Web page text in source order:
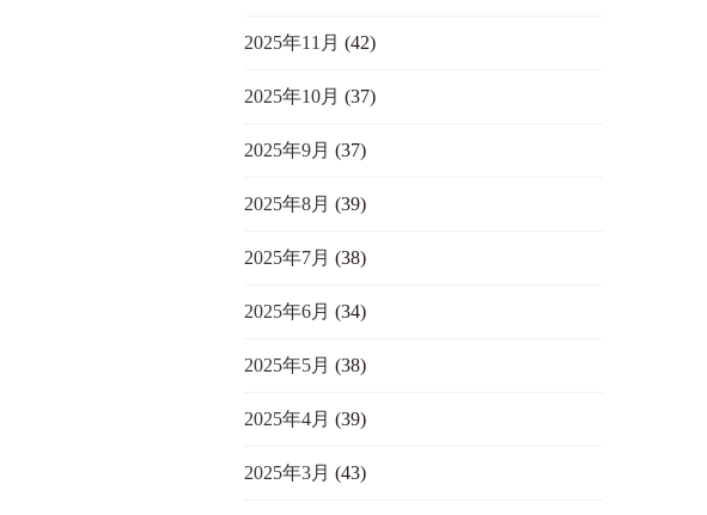
2025年11月 (42)
2025年10月 (37)
2025年9月 (37)
2025年8月 (39)
2025年7月 (38)
2025年6月 (34)
2025年5月 (38)
2025年4月 (39)
2025年3月 (43)